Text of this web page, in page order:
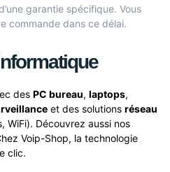
garantie spécifique. Vous
commande dans ce délai.
des PC bureau, laptops,
et des solutions réseau
WiFi). Découvrez aussi nos
Voip-Shop, la technologie
clic.